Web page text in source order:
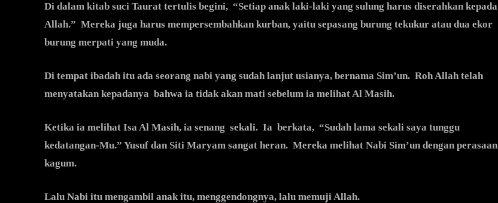
Di dalam kitab suci Taurat tertulis begini, “Setiap anak laki-laki yang sulung harus diserahkan kepada
Allah.” Mereka juga harus mempersembahkan kurban, yaitu sepasang burung tekukur atau dua ekor
burung merpati yang muda.
Di tempat ibadah itu ada seorang nabi yang sudah lanjut usianya, bernama Sim’un. Roh Allah telah
menyatakan kepadanya bahwa ia tidak akan mati sebelum ia melihat Al Masih.
Ketika ia melihat Isa Al Masih, ia senang sekali. Ia berkata, “Sudah lama sekali saya tunggu
kedatangan-Mu.” Yusuf dan Siti Maryam sangat heran. Mereka melihat Nabi Sim’un dengan perasaan
kagum.
Lalu Nabi itu mengambil anak itu, menggendongnya, lalu memuji Allah.